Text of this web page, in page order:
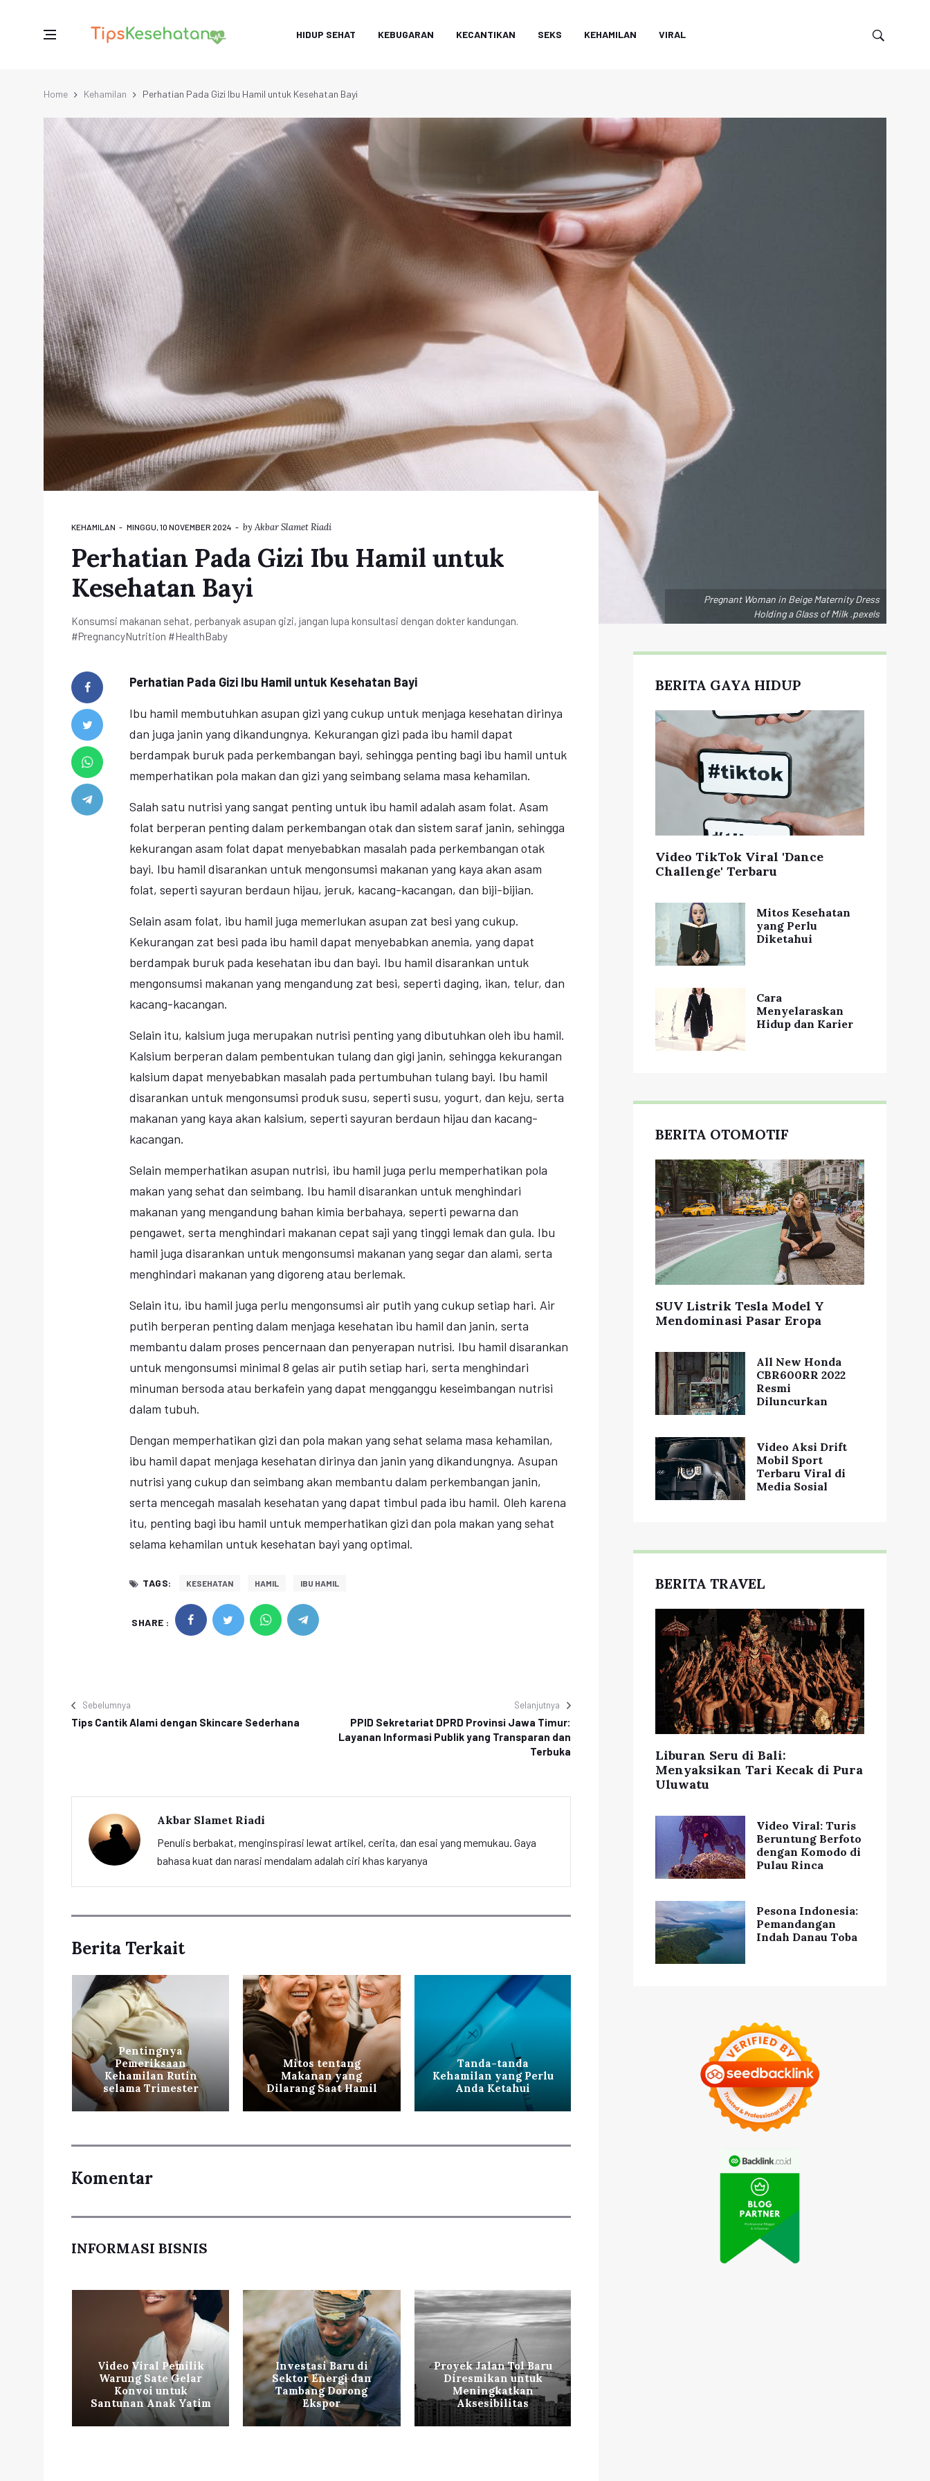
HIDUP SEHAT KEBUGARAN KECANTIKAN SEKS KEHAMILAN VIRAL
Home Kehamilan Perhatian Pada Gizi Ibu Hamil untuk Kesehatan Bayi
Pregnant Woman in Beige Maternity Dress
Holding a Glass of Milk .pexels
KEHAMILAN MINGGU, 10 NOVEMBER 2024 by Akbar Slamet Riadi
Perhatian Pada Gizi Ibu Hamil untuk
Kesehatan Bayi
Konsumsi makanan sehat, perbanyak asupan gizi, jangan lupa konsultasi dengan dokter kandungan.
#PregnancyNutrition #HealthBaby
Perhatian Pada Gizi Ibu Hamil untuk Kesehatan Bayi
Ibu hamil membutuhkan asupan gizi yang cukup untuk menjaga kesehatan dirinya
dan juga janin yang dikandungnya. Kekurangan gizi pada ibu hamil dapat
berdampak buruk pada perkembangan bayi, sehingga penting bagi ibu hamil untuk
memperhatikan pola makan dan gizi yang seimbang selama masa kehamilan.
Salah satu nutrisi yang sangat penting untuk ibu hamil adalah asam folat. Asam
folat berperan penting dalam perkembangan otak dan sistem saraf janin, sehingga
kekurangan asam folat dapat menyebabkan masalah pada perkembangan otak
bayi. Ibu hamil disarankan untuk mengonsumsi makanan yang kaya akan asam
folat, seperti sayuran berdaun hijau, jeruk, kacang-kacangan, dan biji-bijian.
Selain asam folat, ibu hamil juga memerlukan asupan zat besi yang cukup.
Kekurangan zat besi pada ibu hamil dapat menyebabkan anemia, yang dapat
berdampak buruk pada kesehatan ibu dan bayi. Ibu hamil disarankan untuk
mengonsumsi makanan yang mengandung zat besi, seperti daging, ikan, telur, dan
kacang-kacangan.
Selain itu, kalsium juga merupakan nutrisi penting yang dibutuhkan oleh ibu hamil.
Kalsium berperan dalam pembentukan tulang dan gigi janin, sehingga kekurangan
kalsium dapat menyebabkan masalah pada pertumbuhan tulang bayi. Ibu hamil
disarankan untuk mengonsumsi produk susu, seperti susu, yogurt, dan keju, serta
makanan yang kaya akan kalsium, seperti sayuran berdaun hijau dan kacang-
kacangan.
Selain memperhatikan asupan nutrisi, ibu hamil juga perlu memperhatikan pola
makan yang sehat dan seimbang. Ibu hamil disarankan untuk menghindari
makanan yang mengandung bahan kimia berbahaya, seperti pewarna dan
pengawet, serta menghindari makanan cepat saji yang tinggi lemak dan gula. Ibu
hamil juga disarankan untuk mengonsumsi makanan yang segar dan alami, serta
menghindari makanan yang digoreng atau berlemak.
Selain itu, ibu hamil juga perlu mengonsumsi air putih yang cukup setiap hari. Air
putih berperan penting dalam menjaga kesehatan ibu hamil dan janin, serta
membantu dalam proses pencernaan dan penyerapan nutrisi. Ibu hamil disarankan
untuk mengonsumsi minimal 8 gelas air putih setiap hari, serta menghindari
minuman bersoda atau berkafein yang dapat mengganggu keseimbangan nutrisi
dalam tubuh.
Dengan memperhatikan gizi dan pola makan yang sehat selama masa kehamilan,
ibu hamil dapat menjaga kesehatan dirinya dan janin yang dikandungnya. Asupan
nutrisi yang cukup dan seimbang akan membantu dalam perkembangan janin,
serta mencegah masalah kesehatan yang dapat timbul pada ibu hamil. Oleh karena
itu, penting bagi ibu hamil untuk memperhatikan gizi dan pola makan yang sehat
selama kehamilan untuk kesehatan bayi yang optimal.
TAGS: KESEHATAN HAMIL IBU HAMIL
SHARE :
Sebelumnya
Tips Cantik Alami dengan Skincare Sederhana
Selanjutnya
PPID Sekretariat DPRD Provinsi Jawa Timur:
Layanan Informasi Publik yang Transparan dan
Terbuka
Akbar Slamet Riadi
Penulis berbakat, menginspirasi lewat artikel, cerita, dan esai yang memukau. Gaya
bahasa kuat dan narasi mendalam adalah ciri khas karyanya
Berita Terkait
Pentingnya
Pemeriksaan
Kehamilan Rutin
selama Trimester
Mitos tentang
Makanan yang
Dilarang Saat Hamil
Tanda-tanda
Kehamilan yang Perlu
Anda Ketahui
Kehamilan Rutin
selama Trimester
Mitos tentang
Makanan yang
Dilarang Saat Hamil
Komentar
INFORMASI BISNIS
Video Viral Pemilik
Warung Sate Gelar
Konvoi untuk
Santunan Anak Yatim
Investasi Baru di
Sektor Energi dan
Tambang Dorong
Ekspor
Proyek Jalan Tol Baru
Diresmikan untuk
Meningkatkan
Aksesibilitas
BERITA GAYA HIDUP
Video TikTok Viral 'Dance
Challenge' Terbaru
Mitos Kesehatan
yang Perlu
Diketahui
Cara
Menyelaraskan
Hidup dan Karier
BERITA OTOMOTIF
SUV Listrik Tesla Model Y
Mendominasi Pasar Eropa
All New Honda
CBR600RR 2022
Resmi
Diluncurkan
Video Aksi Drift
Mobil Sport
Terbaru Viral di
Media Sosial
BERITA TRAVEL
Liburan Seru di Bali:
Menyaksikan Tari Kecak di Pura
Uluwatu
Video Viral: Turis
Beruntung Berfoto
dengan Komodo di
Pulau Rinca
Pesona Indonesia:
Pemandangan
Indah Danau Toba